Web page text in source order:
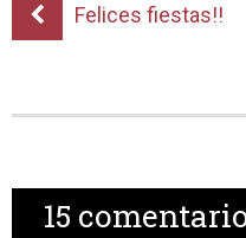
Felices fiestas!!
15